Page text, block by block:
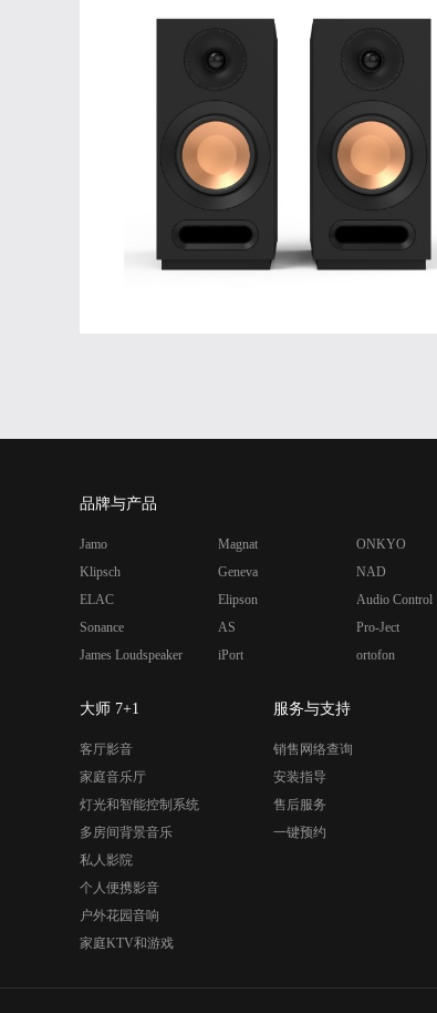
品牌与产品
Jamo
Klipsch
ELAC
Sonance
James Loudspeaker
Magnat
Geneva
Elipson
AS
iPort
ONKYO
NAD
Audio Control
Pro-Ject
ortofon
大师 7+1
客厅影音
家庭音乐厅
灯光和智能控制系统
多房间背景音乐
私人影院
个人便携影音
户外花园音响
家庭KTV和游戏
服务与支持
销售网络查询
安装指导
售后服务
一键预约